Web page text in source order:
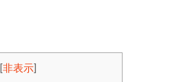
非表示]